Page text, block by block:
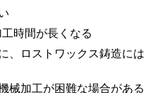
時間が長くなる
、ロストワックス鋳造には
械加工が困難な場合がある